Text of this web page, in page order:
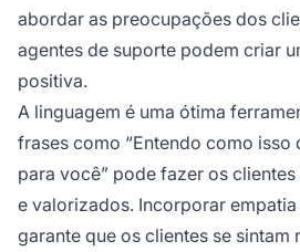
abordar as preocupações dos
agentes de suporte podem criar
positiva.
A linguagem é uma ótima
frases como “Entendo como isso
para você” pode fazer os
e valorizados. Incorporar
garante que os clientes se sintam